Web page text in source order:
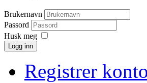
Brukernavn
Passord
Husk meg
Logg inn
Registrer konto